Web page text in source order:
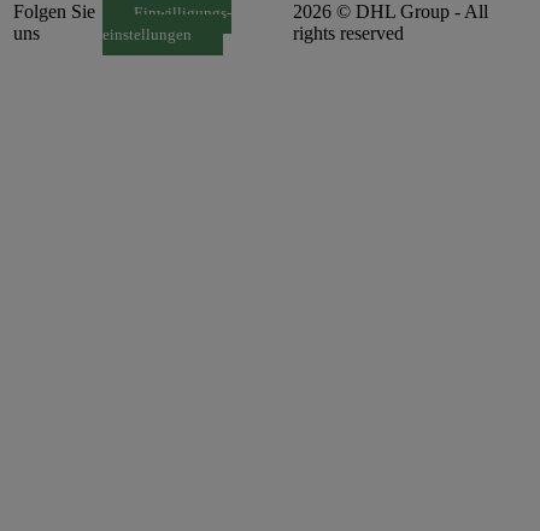
Folgen Sie
uns
Einwilligungs-
einstellungen
2026 © DHL Group - All
rights reserved